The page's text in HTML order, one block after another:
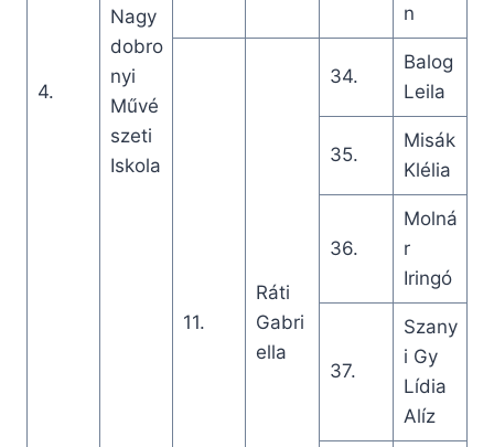
4.
Nagy
dobro
nyi
Művé
szeti
Iskola
n
11.
Ráti
Gabri
ella
34.
Balog
Leila
35.
Misák
Klélia
36.
Molná
r
Iringó
37.
Szany
i Gy
Lídia
Alíz